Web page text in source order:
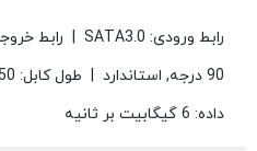
داده: 6 گیگابیت بر ثانیه